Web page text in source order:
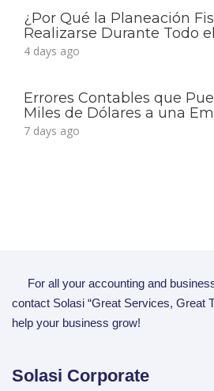
¿Por Qué la Planeación
Realizarse Durante Todo
4 days ago
Errores Contables que
Miles de Dólares a una
7 days ago
For all your accounting and
contact Solasi “Great Services, Great
help your business grow!
Solasi Corporate